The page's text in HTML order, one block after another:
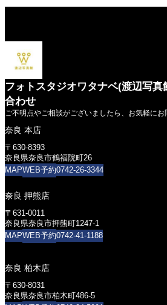
フォトスタジオワタナベ(渡辺写
合わせ
ご不明点やご相談がございましたら、お気軽にお
奈良 本店
〒630-8393
奈良県奈良市鶴福院町26
MAPWEB予約0742-26-3344
奈良 押熊店
〒631-0011
奈良県奈良市押熊町1247-1
MAPWEB予約0742-41-1188
奈良 柏木店
〒630-8031
奈良県奈良市柏木町486-5